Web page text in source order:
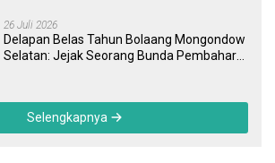
26 Juli 2026
Delapan Belas Tahun Bolaang Mongondow
Selatan: Jejak Seorang Bunda Pembaharu
Selengkapnya